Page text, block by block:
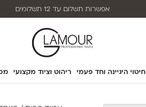
חיטוי היגיינה וחד פעמי ריהוט וציוד מקצועי
אפשרות תשלום עד 12 תשלומים